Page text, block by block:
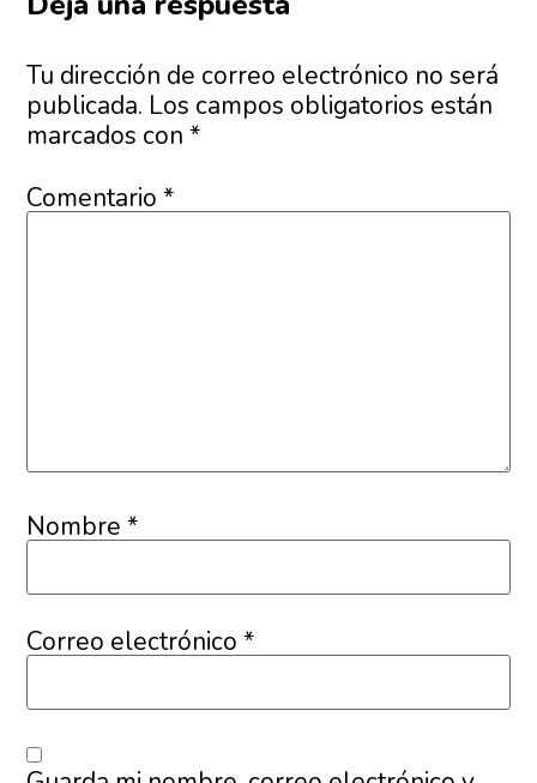
Tu dirección de correo electrónico no será
publicada. Los campos obligatorios están
marcados con*
Comentario*
Nombre*
Correo electrónico*